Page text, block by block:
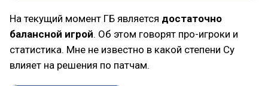
На текущий момент ГБ является достаточно
балансной игрой. Об этом говорят про-игроки и
статистика. Мне не известно в какой степени Су
влияет на решения по патчам.